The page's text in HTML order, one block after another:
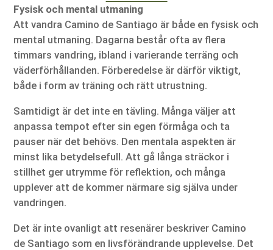
Fysisk och mental utmaning
Att vandra Camino de Santiago är både en fysisk och
mental utmaning. Dagarna består ofta av flera
timmars vandring, ibland i varierande terräng och
väderförhållanden. Förberedelse är därför viktigt,
både i form av träning och rätt utrustning.
Samtidigt är det inte en tävling. Många väljer att
anpassa tempot efter sin egen förmåga och ta
pauser när det behövs. Den mentala aspekten är
minst lika betydelsefull. Att gå långa sträckor i
stillhet ger utrymme för reflektion, och många
upplever att de kommer närmare sig själva under
vandringen.
Det är inte ovanligt att resenärer beskriver Camino
de Santiago som en livsförändrande upplevelse. Det